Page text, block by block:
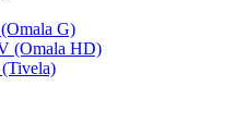
G)
(Omala HD)